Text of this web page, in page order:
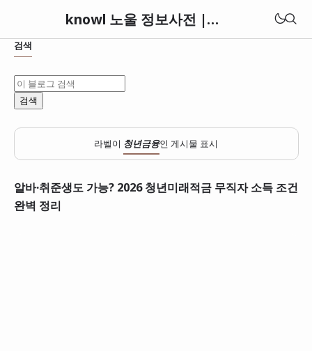
knowl 노울 정보사전 | 세상의 모든 정보와 지식 아카이브
검색
라벨이 청년금융인 게시물 표시
알바·취준생도 가능? 2026 청년미래적금 무직자 소득 조건
완벽 정리